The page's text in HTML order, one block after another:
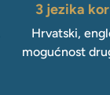
3 jezika
Hrvatski,
mogućnost